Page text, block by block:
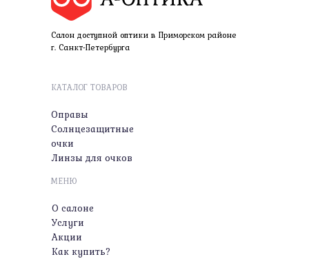
Салон доступной оптики в Приморском районе
г. Санкт-Петербурга
КАТАЛОГ ТОВАРОВ
Оправы
Солнцезащитные
очки
Линзы для очков
МЕНЮ
О салоне
Услуги
Акции
Как купить?